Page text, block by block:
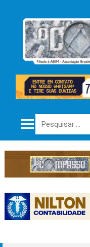
Pesquisar por: